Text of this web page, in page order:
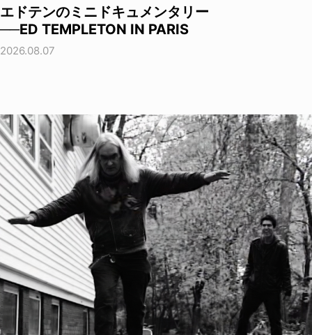
エドテンのミニドキュメンタリー
──ED TEMPLETON IN PARIS
2026.08.07